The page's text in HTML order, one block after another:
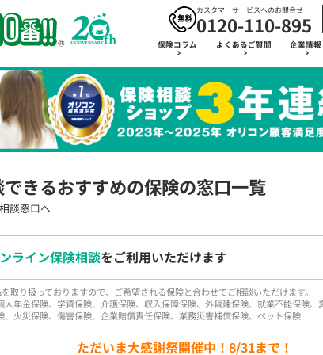
カスタマーサービスへのお問合せ
0120-110-895
保険コラム よくあるご質問 企業情報
きるおすすめの保険の窓口一覧
談窓口へ
ライン保険相談をご利用いただけます
取り扱っておりますので、ご希望される保険と合わせてご相談いただけます。
人年金保険、学資保険、介護保険、収入保障保険、外貨建保険、就業不能保険
火災保険、傷害保険、企業賠償責任保険、業務災害補償保険、ペット保険
ただいま大感謝祭開催中！8/31まで！